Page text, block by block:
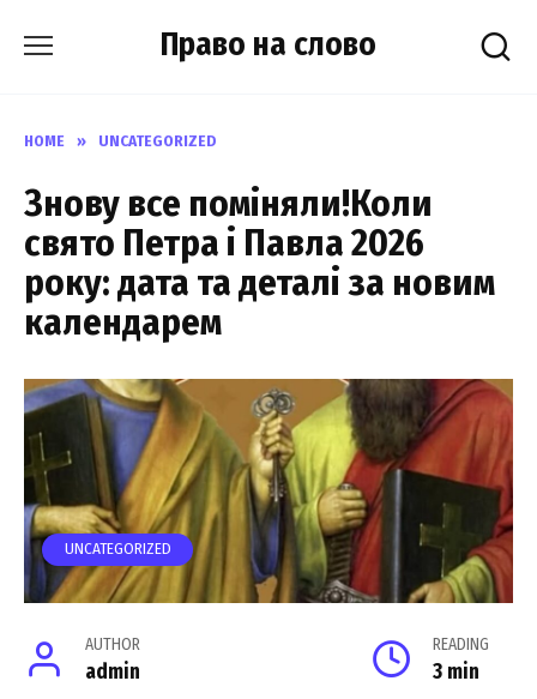
Право на слово
HOME » UNCATEGORIZED
Знову все поміняли!Коли
свято Петра і Павла 2026
року: дата та деталі за новим
календарем
UNCATEGORIZED
AUTHOR
admin
READING
3 min